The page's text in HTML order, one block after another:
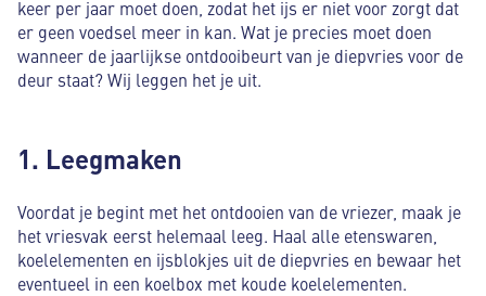
keer per jaar moet doen, zodat het ijs er niet voor zorgt dat
er geen voedsel meer in kan. Wat je precies moet doen
wanneer de jaarlijkse ontdooibeurt van je diepvries voor de
deur staat? Wij leggen het je uit.
1. Leegmaken
Voordat je begint met het ontdooien van de vriezer, maak je
het vriesvak eerst helemaal leeg. Haal alle etenswaren,
koelelementen en ijsblokjes uit de diepvries en bewaar het
eventueel in een koelbox met koude koelelementen.